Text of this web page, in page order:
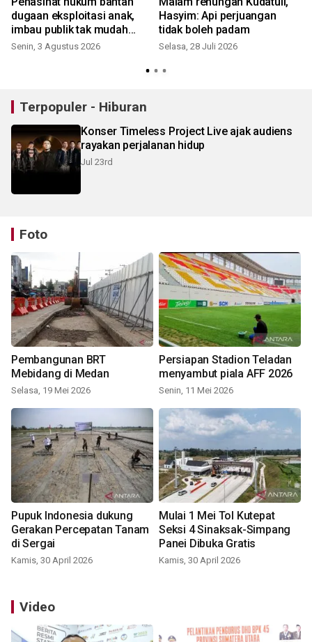
dugaan eksploitasi anak,
imbau publik tak mudah
terprovokasi
Senin, 3 Agustus 2026
Hasyim: Api perjuangan
tidak boleh padam
Selasa, 28 Juli 2026
Terpopuler - Hiburan
Konser Timeless Project Live ajak audiens
rayakan perjalanan hidup
Jul 23rd
Foto
Pembangunan BRT
Mebidang di Medan
Selasa, 19 Mei 2026
Persiapan Stadion Teladan
menyambut piala AFF 2026
Senin, 11 Mei 2026
Pupuk Indonesia dukung
Gerakan Percepatan Tanam
di Sergai
Kamis, 30 April 2026
Mulai 1 Mei Tol Kutepat
Seksi 4 Sinaksak-Simpang
Panei Dibuka Gratis
Kamis, 30 April 2026
Video